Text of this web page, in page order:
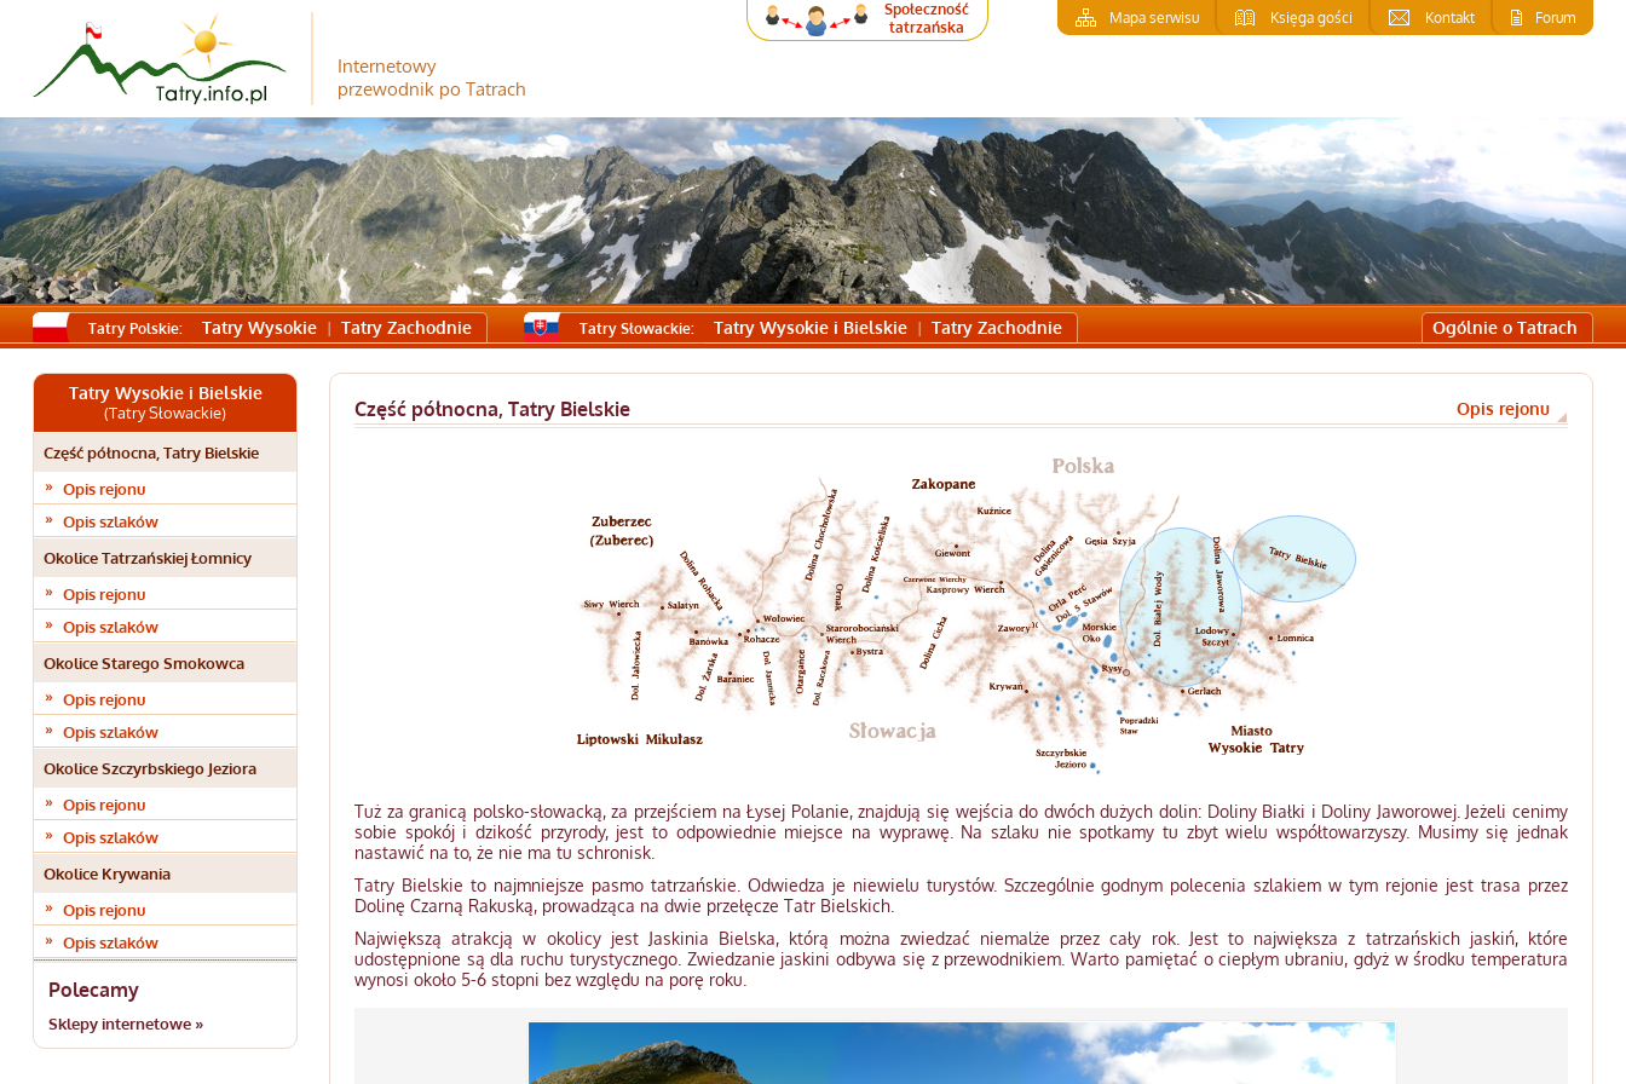
Internetowy
przewodnik po Tatrach
Społeczność
tatrzańska
Mapa serwisu Księga gości Kontakt Forum
Tatry Polskie: Tatry Wysokie Tatry Zachodnie Tatry Słowackie: Tatry Wysokie i Bielskie Tatry Zachodnie Ogólnie o Tatrach
Tatry Wysokie i Bielskie
(Tatry Słowackie)
Część północna, Tatry Bielskie
Opis rejonu
Opis szlaków
Okolice Tatrzańskiej Łomnicy
Opis rejonu
Opis szlaków
Okolice Starego Smokowca
Opis rejonu
Opis szlaków
Okolice Szczyrbskiego Jeziora
Opis rejonu
Opis szlaków
Okolice Krywania
Opis rejonu
Opis szlaków
Polecamy
Sklepy internetowe »
Część północna, Tatry Bielskie Opis rejonu
Tuż za granicą polsko-słowacką, za przejściem na Łysej Polanie, znajdują się wejścia do dwóch dużych dolin: Doliny Białki i Doliny Jaworowej. Jeżeli cenimy
sobie spokój i dzikość przyrody, jest to odpowiednie miejsce na wyprawę. Na szlaku nie spotkamy tu zbyt wielu współtowarzyszy. Musimy się jednak
nastawić na to, że nie ma tu schronisk.
Tatry Bielskie to najmniejsze pasmo tatrzańskie. Odwiedza je niewielu turystów. Szczególnie godnym polecenia szlakiem w tym rejonie jest trasa przez
Dolinę Czarną Rakuską, prowadząca na dwie przełęcze Tatr Bielskich.
Największą atrakcją w okolicy jest Jaskinia Bielska, którą można zwiedzać niemalże przez cały rok. Jest to największa z tatrzańskich jaskiń, które
udostępnione są dla ruchu turystycznego. Zwiedzanie jaskini odbywa się z przewodnikiem. Warto pamiętać o ciepłym ubraniu, gdyż w środku temperatura
wynosi około 5-6 stopni bez względu na porę roku.